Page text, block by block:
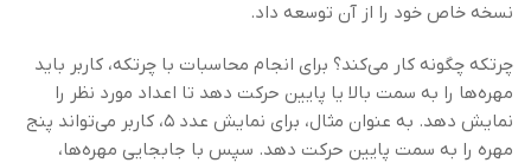
نسخه خاص خود را از آن توسعه داد.
چرتکه چگونه کار می‌کند؟ برای انجام محاسبات با چرتکه، کاربر باید
مهره‌ها را به سمت بالا یا پایین حرکت دهد تا اعداد مورد نظر را
نمایش دهد. به عنوان مثال، برای نمایش عدد ۵، کاربر می‌تواند پنج
مهره را به سمت پایین حرکت دهد. سپس با جابجایی مهره‌ها،